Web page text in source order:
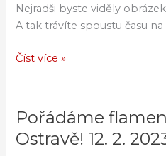
Nejradši byste viděly
A tak trávíte spoustu času
na
zakázku
Číst více »
Pořádáme
Ostravě! 12. 2.
Pořádáme
flamenco
seminář